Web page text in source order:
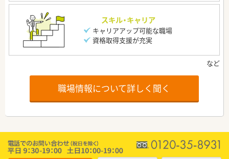
スキル・キャリア
キャリアアップ可能な職場
資格取得支援が充実
職場情報について詳しく聞く